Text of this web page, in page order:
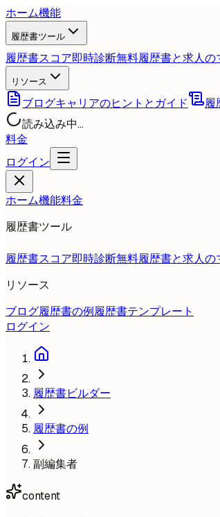
ホーム機能
履歴書ツール
履歴書スコア即時診断無料履歴書と求人の
リソース
ブログキャリアのヒントとガイド 履
読み込み中...
料金
ログイン
ホーム機能料金
履歴書ツール
履歴書スコア即時診断無料履歴書と求人の
リソース
ブログ履歴書の例履歴書テンプレート
ログイン
履歴書ビルダー
履歴書の例
副編集者
content